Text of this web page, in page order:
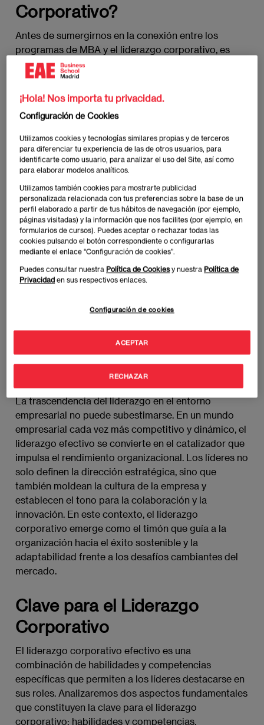
Corporativo?
Antes de sumergirnos en la conexión entre los
programas de MBA y el liderazgo corporativo, es
esencial comprender en profundidad qué implica el
liderazgo en el contexto empresarial. El liderazgo
corporativo va más allá de la simple gestión de
equipos; es la capacidad de inspirar, motivar y guiar
a una organización hacia el logro de sus objetivos
estratégicos. En un entorno empresarial
caracterizado por la complejidad y la incertidumbre,
los líderes corporativos deben exhibir habilidades
como la toma de decisiones efectiva, la visión
estratégica, la gestión del cambio y la empatía.
Este tipo de liderazgo no solo se concentra en
alcanzar resultados financieros, sino también en
cultivar un ambiente que fomente la innovación, el
desarrollo del talento y la sostenibilidad a largo
plazo. Es en este contexto que la obtención de un
que buscan comprender y asumir con éxito los
Importancia del Liderazgo en
el Entorno Empresarial
La trascendencia del liderazgo en el entorno
empresarial no puede subestimarse. En un mundo
empresarial cada vez más competitivo y dinámico, el
liderazgo efectivo se convierte en el catalizador que
impulsa el rendimiento organizacional. Los líderes no
solo definen la dirección estratégica, sino que
también moldean la cultura de la empresa y
establecen el tono para la colaboración y la
innovación. En este contexto, el liderazgo
corporativo emerge como el timón que guía a la
organización hacia el éxito sostenible y la
adaptabilidad frente a los desafíos cambiantes del
mercado.
Clave para el Liderazgo
Corporativo
El liderazgo corporativo efectivo es una
combinación de habilidades y competencias
específicas que permiten a los líderes destacarse en
sus roles. Analizaremos dos aspectos fundamentales
que constituyen la clave para el liderazgo
corporativo: habilidades y competencias.
¡Hola! Nos importa tu privacidad.
Configuración de Cookies
Utilizamos cookies y tecnologías similares propias y de terceros
para diferenciar tu experiencia de las de otros usuarios, para
identificarte como usuario, para analizar el uso del Site, así como
para elaborar modelos analíticos.
Utilizamos también cookies para mostrarte publicidad
personalizada relacionada con tus preferencias sobre la base de un
perfil elaborado a partir de tus hábitos de navegación (por ejemplo,
páginas visitadas) y la información que nos facilites (por ejemplo, en
formularios de cursos). Puedes aceptar o rechazar todas las
cookies pulsando el botón correspondiente o configurarlas
mediante el enlace “Configuración de cookies”.
Puedes consultar nuestra Política de Cookiesy nuestra Política de
Privacidad en sus respectivos enlaces.
Configuración de cookies
RECHAZAR
ACEPTAR